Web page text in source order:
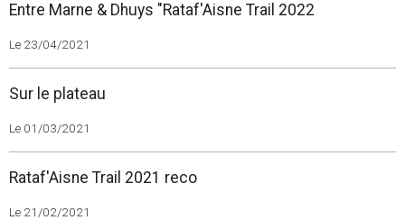
Entre Marne & Dhuys "Rataf'Aisne Trail 2022
Le 23/04/2021
Sur le plateau
Le 01/03/2021
Rataf'Aisne Trail 2021 reco
Le 21/02/2021